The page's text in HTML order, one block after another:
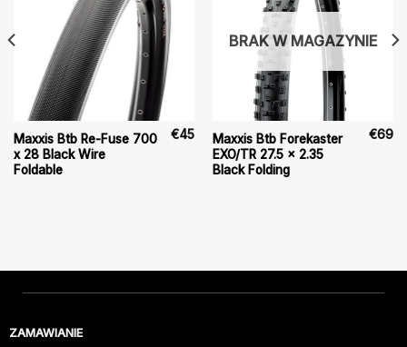
Maxxis Btb Re-Fuse 700
x 28 Black Wire
Foldable
€45
BRAK W MAGAZYNIE
Maxxis Btb Forekaster
EXO/TR 27.5 x 2.35
Black Folding
€69
ZAMAWIANIE